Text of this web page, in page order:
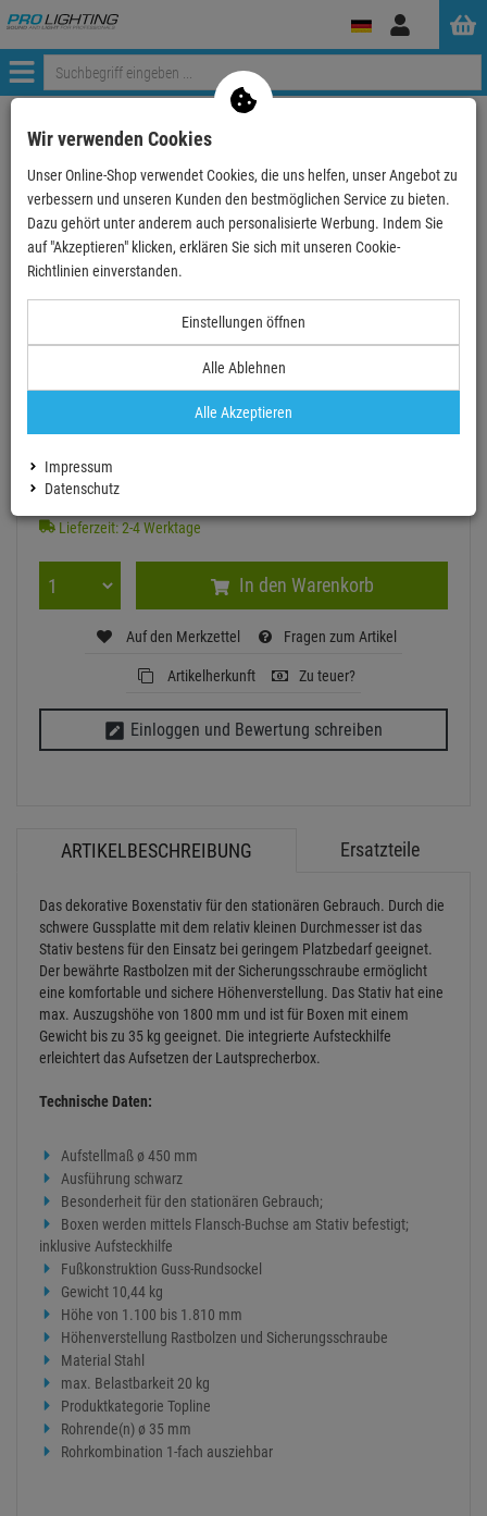
Anmelden
Menü
Weiter einkaufen ProLighting
- 35 %
König & Meyer 26735 Boxenstativ - schwarz
26735-000-55
Finanzierung ab5,43 EUR/ Monat
UVP:149,90€2
Lieferzeit: 2-4 Werktage
In den Warenkorb
Auf den Merkzettel Fragen zum Artikel
Artikelherkunft Zu teuer?
Einloggen und Bewertung schreiben
ARTIKELBESCHREIBUNG Ersatzteile
Das dekorative Boxenstativ für den stationären Gebrauch. Durch die
schwere Gussplatte mit dem relativ kleinen Durchmesser ist das
Stativ bestens für den Einsatz bei geringem Platzbedarf geeignet.
Der bewährte Rastbolzen mit der Sicherungsschraube ermöglicht
eine komfortable und sichere Höhenverstellung. Das Stativ hat eine
max. Auszugshöhe von 1800 mm und ist für Boxen mit einem
Gewicht bis zu 35 kg geeignet. Die integrierte Aufsteckhilfe
erleichtert das Aufsetzen der Lautsprecherbox.
Technische Daten:
Aufstellmaß ø 450 mm
Ausführung schwarz
Besonderheit für den stationären Gebrauch;
Boxen werden mittels Flansch-Buchse am Stativ befestigt;
inklusive Aufsteckhilfe
Fußkonstruktion Guss-Rundsockel
Gewicht 10,44 kg
Höhe von 1.100 bis 1.810 mm
Höhenverstellung Rastbolzen und Sicherungsschraube
Material Stahl
max. Belastbarkeit 20 kg
Produktkategorie Topline
Rohrende(n) ø 35 mm
Rohrkombination 1-fach ausziehbar
Wir verwenden Cookies
Unser Online-Shop verwendet Cookies, die uns helfen, unser Angebot zu
verbessern und unseren Kunden den bestmöglichen Service zu bieten.
Dazu gehört unter anderem auch personalisierte Werbung. Indem Sie
auf "Akzeptieren" klicken, erklären Sie sich mit unseren Cookie-
Richtlinien einverstanden.
Einstellungen öffnen
Alle Ablehnen
Alle Akzeptieren
Impressum
Datenschutz